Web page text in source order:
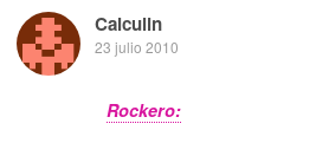
Calculin
23 julio 2010
Rockero: